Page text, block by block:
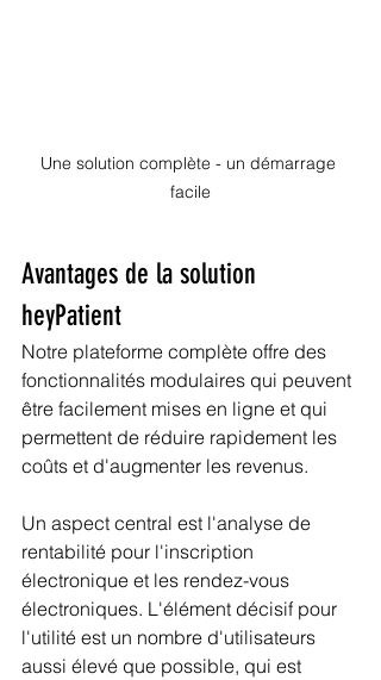
Une solution complète - un démarrage
facile
Avantages de la solution
heyPatient
Notre plateforme complète offre des
fonctionnalités modulaires qui peuvent
être facilement mises en ligne et qui
permettent de réduire rapidement les
coûts et d'augmenter les revenus.
Un aspect central est l'analyse de
rentabilité pour l'inscription
électronique et les rendez-vous
électroniques. L'élément décisif pour
l'utilité est un nombre d'utilisateurs
aussi élevé que possible, qui est